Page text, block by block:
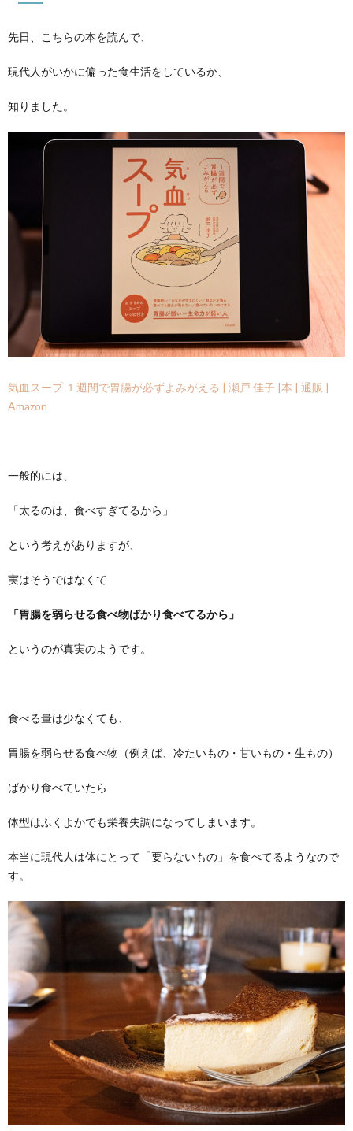
先日、こちらの本を読んで、
現代人がいかに偏った食生活をしているか、
知りました。
気血スープ １週間で胃腸が必ずよみがえる | 瀬戸 佳子 |本 | 通販 |
Amazon
一般的には、
「太るのは、食べすぎてるから」
という考えがありますが、
実はそうではなくて
「胃腸を弱らせる食べ物ばかり食べてるから」
というのが真実のようです。
食べる量は少なくても、
胃腸を弱らせる食べ物（例えば、冷たいもの・甘いもの・生もの）
ばかり食べていたら
体型はふくよかでも栄養失調になってしまいます。
本当に現代人は体にとって「要らないもの」を食べてるようなので
す。